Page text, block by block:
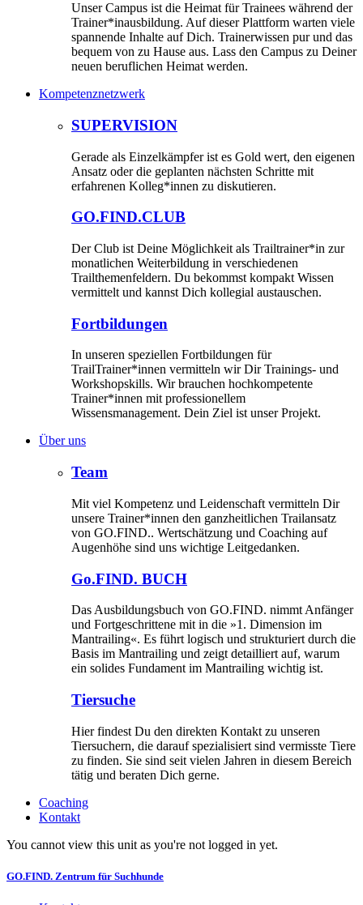
Unser Campus ist die Heimat für Trainees während der
Trainer*inausbildung. Auf dieser Plattform warten viele
spannende Inhalte auf Dich. Trainerwissen pur und das
bequem von zu Hause aus. Lass den Campus zu Deiner
neuen beruflichen Heimat werden.
Kompetenznetzwerk
SUPERVISION
Gerade als Einzelkämpfer ist es Gold wert, den eigenen
Ansatz oder die geplanten nächsten Schritte mit
erfahrenen Kolleg*innen zu diskutieren.
GO.FIND.CLUB
Der Club ist Deine Möglichkeit als Trailtrainer*in zur
monatlichen Weiterbildung in verschiedenen
Trailthemenfeldern. Du bekommst kompakt Wissen
vermittelt und kannst Dich kollegial austauschen.
Fortbildungen
In unseren speziellen Fortbildungen für
TrailTrainer*innen vermitteln wir Dir Trainings- und
Workshopskills. Wir brauchen hochkompetente
Trainer*innen mit professionellem
Wissensmanagement. Dein Ziel ist unser Projekt.
Über uns
Team
Mit viel Kompetenz und Leidenschaft vermitteln Dir
unsere Trainer*innen den ganzheitlichen Trailansatz
von GO.FIND.. Wertschätzung und Coaching auf
Augenhöhe sind uns wichtige Leitgedanken.
Go.FIND. BUCH
Das Ausbildungsbuch von GO.FIND. nimmt Anfänger
und Fortgeschrittene mit in die »1. Dimension im
Mantrailing«. Es führt logisch und strukturiert durch die
Basis im Mantrailing und zeigt detailliert auf, warum
ein solides Fundament im Mantrailing wichtig ist.
Tiersuche
Hier findest Du den direkten Kontakt zu unseren
Tiersuchern, die darauf spezialisiert sind vermisste Tiere
zu finden. Sie sind seit vielen Jahren in diesem Bereich
tätig und beraten Dich gerne.
Coaching
Kontakt
You cannot view this unit as you're not logged in yet.
GO.FIND. Zentrum für Suchhunde